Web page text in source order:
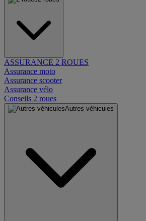
ASSURANCE 2 ROUES
Assurance moto
Assurance scooter
Assurance vélo
Conseils 2 roues
Autres véhicules